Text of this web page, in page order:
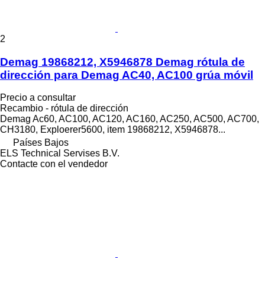
2
Demag 19868212, X5946878 Demag rótula de
dirección para Demag AC40, AC100 grúa móvil
Precio a consultar
Recambio - rótula de dirección
Demag Ac60, AC100, AC120, AC160, AC250, AC500, AC700,
CH3180, Exploerer5600, item 19868212, X5946878...
Países Bajos
ELS Technical Servises B.V.
Contacte con el vendedor